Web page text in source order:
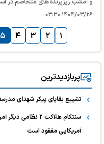
تربت جام، فریمان و خواف با عملکرد
۱۴۰۴/۰۳/۲۶ ۰۳:۳۰
۱ ۲ ۳ ۴ ۵
پربازدیدترین
تشییع بقایای پیکر شهدای مدرسه شجره
سنتکام هلاکت ۲
آمریکایی مفقود است